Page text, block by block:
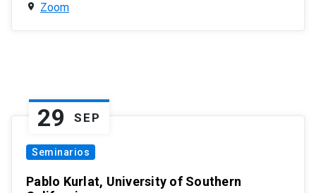
Zoom
29 SEP
Seminarios
Pablo Kurlat, University of Southern